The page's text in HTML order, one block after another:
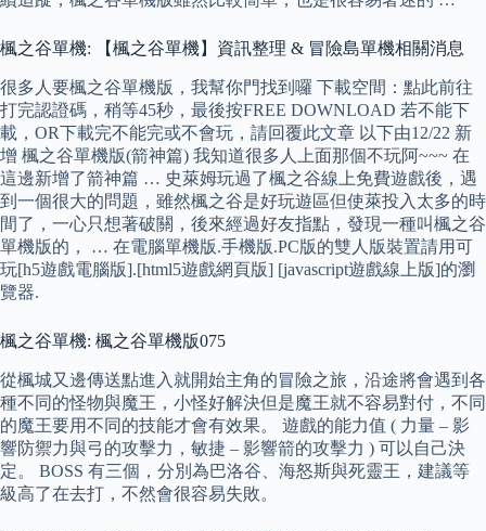
楓之谷單機: 【楓之谷單機】資訊整理 & 冒險島單機相關消息
很多人要楓之谷單機版，我幫你門找到囉 下載空間：點此前往
打完認證碼，稍等45秒，最後按FREE DOWNLOAD 若不能下
載，OR下載完不能完或不會玩，請回覆此文章 以下由12/22 新
增 楓之谷單機版(箭神篇) 我知道很多人上面那個不玩阿~~~ 在
這邊新增了箭神篇 … 史萊姆玩過了楓之谷線上免費遊戲後，遇
到一個很大的問題，雖然楓之谷是好玩遊區但使萊投入太多的時
間了，一心只想著破關，後來經過好友指點，發現一種叫楓之谷
單機版的， … 在電腦單機版.手機版.PC版的雙人版裝置請用可
玩[h5遊戲電腦版].[html5遊戲網頁版] [javascript遊戲線上版]的瀏
覽器.
楓之谷單機: 楓之谷單機版075
從楓城又邊傳送點進入就開始主角的冒險之旅，沿途將會遇到各
種不同的怪物與魔王，小怪好解決但是魔王就不容易對付，不同
的魔王要用不同的技能才會有效果。 遊戲的能力值 ( 力量 – 影
響防禦力與弓的攻擊力，敏捷 – 影響箭的攻擊力 ) 可以自己決
定。 BOSS 有三個，分別為巴洛谷、海怒斯與死靈王，建議等
級高了在去打，不然會很容易失敗。